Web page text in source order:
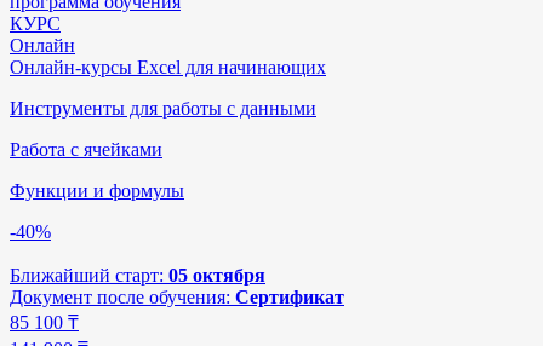
КУРС
Онлайн
Онлайн-курсы Excel для начинающих
Инструменты для работы с данными
Работа с ячейками
Функции и формулы
-40%
Ближайший старт: 05 октября
Документ после обучения: Сертификат
85 100 ₸